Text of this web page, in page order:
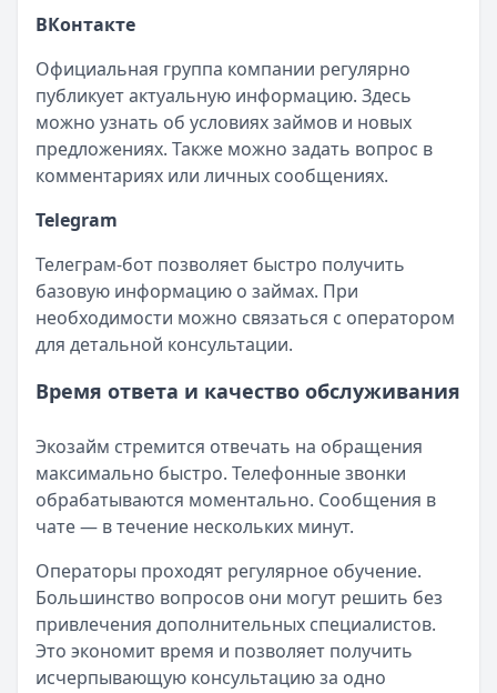
ВКонтакте
Официальная группа компании регулярно
публикует актуальную информацию. Здесь
можно узнать об условиях займов и новых
предложениях. Также можно задать вопрос в
комментариях или личных сообщениях.
Telegram
Телеграм-бот позволяет быстро получить
базовую информацию о займах. При
необходимости можно связаться с оператором
для детальной консультации.
Время ответа и качество обслуживания
Экозайм стремится отвечать на обращения
максимально быстро. Телефонные звонки
обрабатываются моментально. Сообщения в
чате — в течение нескольких минут.
Операторы проходят регулярное обучение.
Большинство вопросов они могут решить без
привлечения дополнительных специалистов.
Это экономит время и позволяет получить
исчерпывающую консультацию за одно